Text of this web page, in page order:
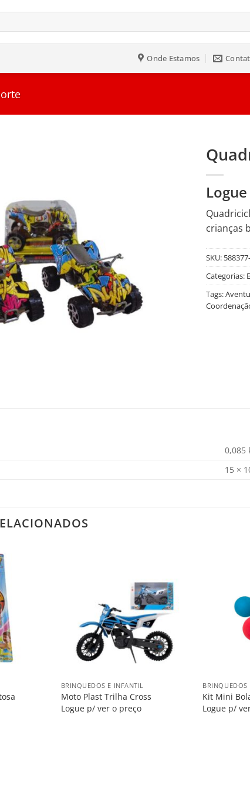
Onde Estamos
crianças
SKU:
Categorias:
Tags:
0,085
15 ×
na
Lista
BRINQUEDOS E INFANTIL
Moto Plast Trilha Cross
Logue p/ ver o preço
BRINQUEDOS
Kit Mini
Logue p/